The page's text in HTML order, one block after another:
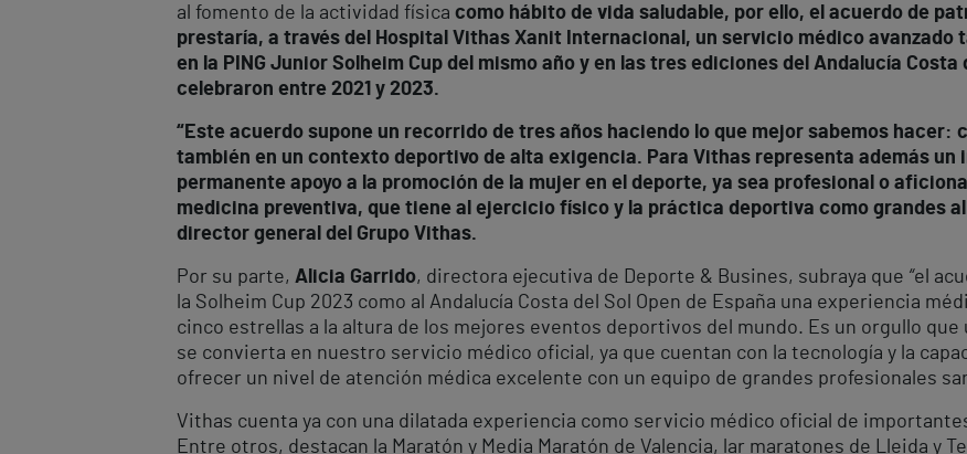
al fomento de la actividad física como hábito de vida saludable, por ello, el acuerdo de
prestaría, a través del Hospital Vithas Xanit Internacional, un servicio médico avanzado
en la PING Junior Solheim Cup del mismo año y en las tres ediciones del Andalucía Costa
celebraron entre 2021 y 2023.
“Este acuerdo supone un recorrido de tres años haciendo lo que mejor sabemos hacer:
también en un contexto deportivo de alta exigencia. Para Vithas representa además un
permanente apoyo a la promoción de la mujer en el deporte, ya sea profesional o
medicina preventiva, que tiene al ejercicio físico y la práctica deportiva como grandes
director general del Grupo Vithas.
Por su parte, Alicia Garrido, directora ejecutiva de Deporte & Busines, subraya que “el
la Solheim Cup 2023 como al Andalucía Costa del Sol Open de España una experiencia
cinco estrellas a la altura de los mejores eventos deportivos del mundo. Es un orgullo
se convierta en nuestro servicio médico oficial, ya que cuentan con la tecnología y la
ofrecer un nivel de atención médica excelente con un equipo de grandes profesionales
Vithas cuenta ya con una dilatada experiencia como servicio médico oficial de
Entre otros, destacan la Maratón y Media Maratón de Valencia, lar maratones de Lleida y